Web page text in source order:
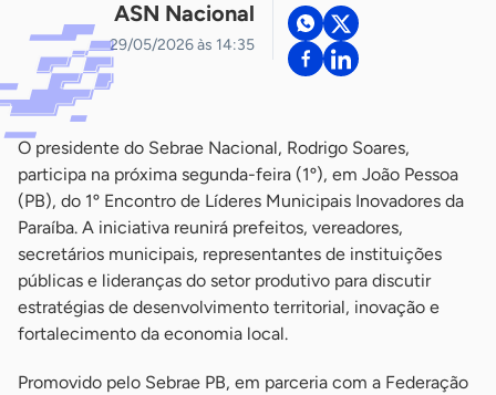
ASN Nacional
29/05/2026 às 14:35
O presidente do Sebrae Nacional, Rodrigo Soares,
participa na próxima segunda-feira (1º), em João Pessoa
(PB), do 1º Encontro de Líderes Municipais Inovadores da
Paraíba. A iniciativa reunirá prefeitos, vereadores,
secretários municipais, representantes de instituições
públicas e lideranças do setor produtivo para discutir
estratégias de desenvolvimento territorial, inovação e
fortalecimento da economia local.
Promovido pelo Sebrae PB, em parceria com a Federação